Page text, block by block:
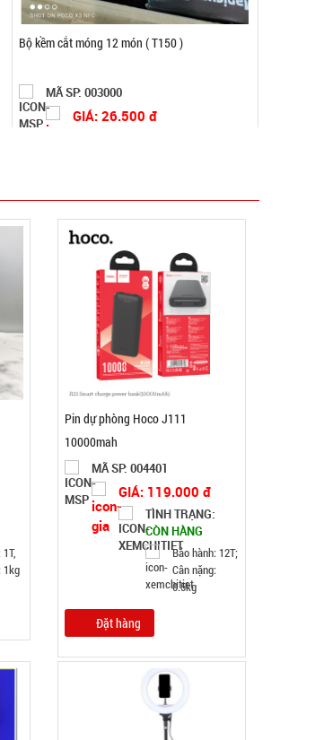
Chuông báo động chống trộm cửa
MÃ SP: 000389
GIÁ: 11.500 đ
Đặt hàng
Nồi hấp 2 tầng inox Soup Steamer
MÃ SP: 003196
GIÁ: 46.000 đ
TÌNH TRẠNG:CÒN HÀNG
Bảo hành: Test
1kg
Pin dự phòng Hoco J111
10000mah
MÃ SP: 004401
GIÁ: 119.000 đ
TÌNH TRẠNG:
CÒN HÀNG
Bảo hành: 12T;
Cân nặng:
0.5kg
Đặt hàng